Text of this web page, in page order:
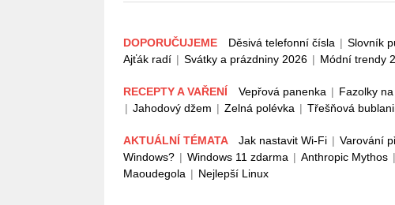
DOPORUČUJEME Děsivá telefonní čísla | Slovník
Ajťák radí | Svátky a prázdniny 2026 | Módní trendy
RECEPTY A VAŘENÍ Vepřová panenka | Fazolky
| Jahodový džem | Zelná polévka | Třešňová
AKTUÁLNÍ TÉMATA Jak nastavit Wi-Fi | Varování
Windows? | Windows 11 zdarma | Anthropic Mythos |
Maoudegola | Nejlepší Linux